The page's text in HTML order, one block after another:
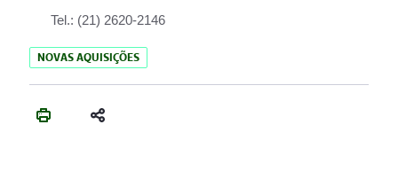
Tel.: (21) 2620-2146
NOVAS AQUISIÇÕES